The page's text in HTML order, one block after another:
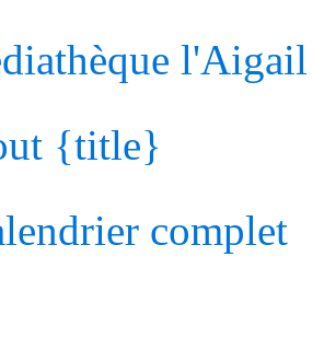
l'Aigail
{title}
complet